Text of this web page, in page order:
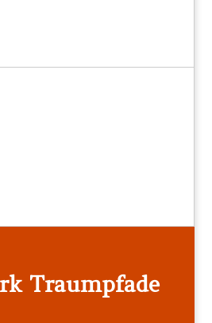
Traumpfade